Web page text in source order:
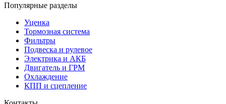
Популярные разделы
Уценка
Тормозная система
Фильтры
Подвеска и рулевое
Электрика и АКБ
Двигатель и ГРМ
Охлаждение
КПП и сцепление